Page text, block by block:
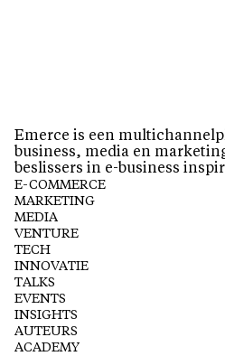
Emerce is een
business, media en
beslissers in e-business
E-COMMERCE
MARKETING
MEDIA
VENTURE
TECH
INNOVATIE
TALKS
EVENTS
INSIGHTS
AUTEURS
ACADEMY